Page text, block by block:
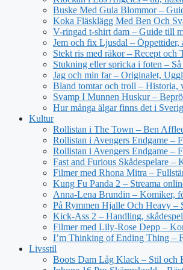
Buske Med Gula Blommor –
Koka Fläsklägg Med Ben Och
V-ringad t-shirt dam – Guide till
Jem och fix Ljusdal – Öppettider,
Stekt ris med räkor – Recept och
Stukning eller spricka i foten –
Jag och min far – Originalet,
Bland tomtar och troll – Historia,
Svamp I Munnen Huskur –
Hur många älgar finns det i
Kultur
Rollistan i The Town – Ben
Rollistan i Avengers Endgame –
Rollistan i Avengers Endgame –
Fast and Furious Skådespelare
Filmer med Rhona Mitra –
Kung Fu Panda 2 – Streama
Anna-Lena Brundin – Komiker,
På Rymmen Hjalle Och Heavy –
Kick-Ass 2 – Handling,
Filmer med Lily-Rose Depp –
I’m Thinking of Ending Thing –
Livsstil
Boots Dam Låg Klack – Stil och